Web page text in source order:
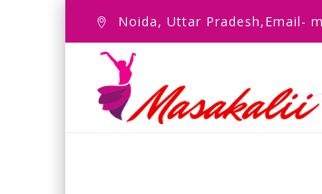
Noida, Uttar Pradesh,Email-